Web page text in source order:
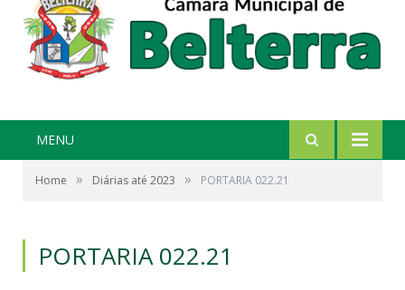
MENU
Home » Diárias até 2023 » PORTARIA 022.21
PORTARIA 022.21